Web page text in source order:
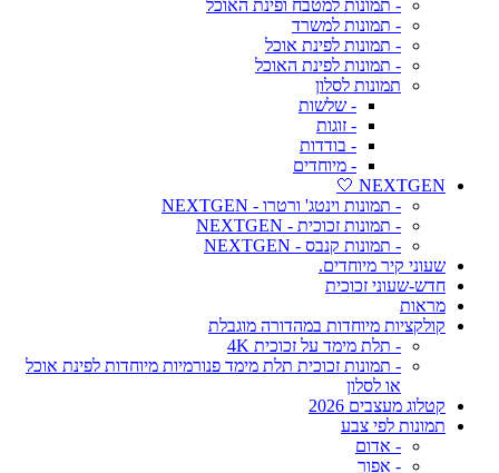
- תמונות למטבח ופינת האוכל
- תמונות למשרד
- תמונות לפינת אוכל
- תמונות לפינת האוכל
תמונות לסלון
- שלשות
- זוגות
- בודדות
- מיוחדים
NEXTGEN 🤍
- תמונות וינטג' ורטרו - NEXTGEN
- תמונות זכוכית - NEXTGEN
- תמונות קנבס - NEXTGEN
שעוני קיר מיוחדים.
חדש-שעוני זכוכית
מראות
קולקציות מיוחדות במהדורה מוגבלת
- תלת מימד על זכוכית 4K
- תמונות זכוכית תלת מימד פנורמיות מיוחדות לפינת אוכל
או לסלון
קטלוג מעצבים 2026
תמונות לפי צבע
- אדום
- אפור